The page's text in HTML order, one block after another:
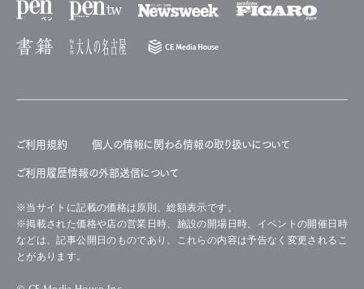
ご利用規約 個人の情報に関わる情報の取り扱いについて
ご利用履歴情報の外部送信について
※当サイトに記載の価格は原則、総額表示です。
※掲載された価格や店の営業日時、施設の開場日時、イベントの開催日時
などは、記事公開日のものであり、これらの内容は予告なく変更されるこ
とがあります。